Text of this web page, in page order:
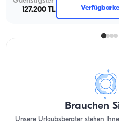
127.200 TL
Brauchen
Unsere Urlaubsberater stehen